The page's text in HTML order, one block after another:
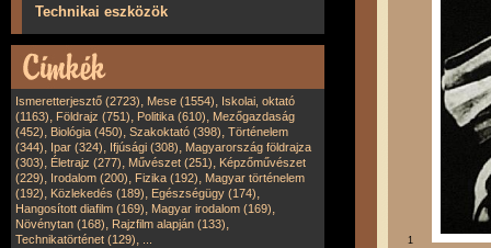
Technikai eszközök
Ismeretterjesztő (2723), Mese (1554), Iskolai, oktató
(1163), Földrajz (751), Politika (610), Mezőgazdaság
(452), Biológia (450), Szakoktató (398), Történelem
(344), Ipar (324), Ifjúsági (308), Magyarország földrajza
(303), Életrajz (277), Művészet (251), Képzőművészet
(229), Irodalom (200), Fizika (192), Magyar történelem
(192), Közlekedés (189), Egészségügy (174),
Hangosított diafilm (169), Magyar irodalom (169),
Növénytan (168), Rajzfilm alapján (133),
Technikatörténet (129), 1